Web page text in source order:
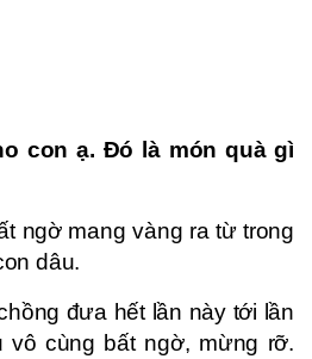
con ạ. Đó là món quà gì
ngờ mang vàng ra từ trong
dâu.
đưa hết lần này tới lần
vô cùng bất ngờ, mừng rỡ.